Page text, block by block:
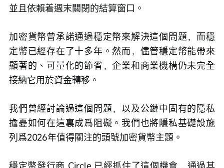
並且依賴着週末關閉的結算窗口。
加密貨幣曾承諾通過穩定幣來解決這個問題，而穩
定幣已經存在了十多年。然而，儘管穩定幣能帶來
顯著的、可量化的節省，企業和商業機構仍未完全
接納它用於資金轉移。
我們曾經討論過這個問題，以及公鏈中固有的隱私
擔憂如何在這裏成爲阻礙。我們也將隱私基礎設施
列爲2026年值得關注的頭號加密貨幣主題。
穩定幣發行商 Circle 已經抓住了這個機會，通過其